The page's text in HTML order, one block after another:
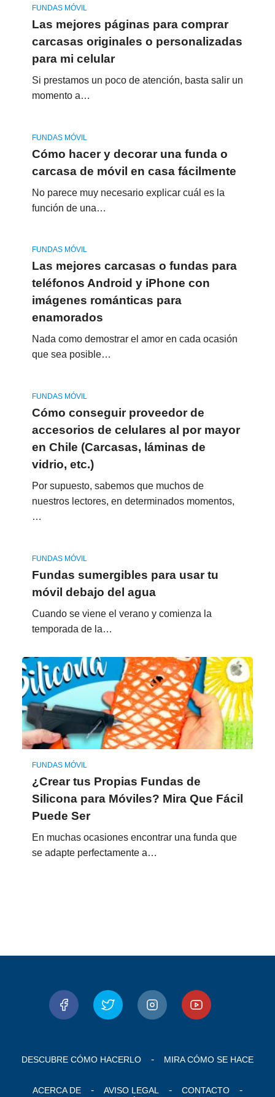
FUNDAS MÓVIL
Las mejores páginas para comprar
carcasas originales o personalizadas
para mi celular
Si prestamos un poco de atención, basta salir un
momento a…
FUNDAS MÓVIL
Cómo hacer y decorar una funda o
carcasa de móvil en casa fácilmente
No parece muy necesario explicar cuál es la
función de una…
FUNDAS MÓVIL
Las mejores carcasas o fundas para
teléfonos Android y iPhone con
imágenes románticas para
enamorados
Nada como demostrar el amor en cada ocasión
que sea posible…
FUNDAS MÓVIL
Cómo conseguir proveedor de
accesorios de celulares al por mayor
en Chile (Carcasas, láminas de
vidrio, etc.)
Por supuesto, sabemos que muchos de
nuestros lectores, en determinados momentos,
…
FUNDAS MÓVIL
Fundas sumergibles para usar tu
móvil debajo del agua
Cuando se viene el verano y comienza la
temporada de la…
FUNDAS MÓVIL
¿Crear tus Propias Fundas de
Silicona para Móviles? Mira Que Fácil
Puede Ser
En muchas ocasiones encontrar una funda que
se adapte perfectamente a…
DESCUBRE CÓMO HACERLO MIRA CÓMO SE HACE
ACERCA DE AVISO LEGAL
CONTACTO